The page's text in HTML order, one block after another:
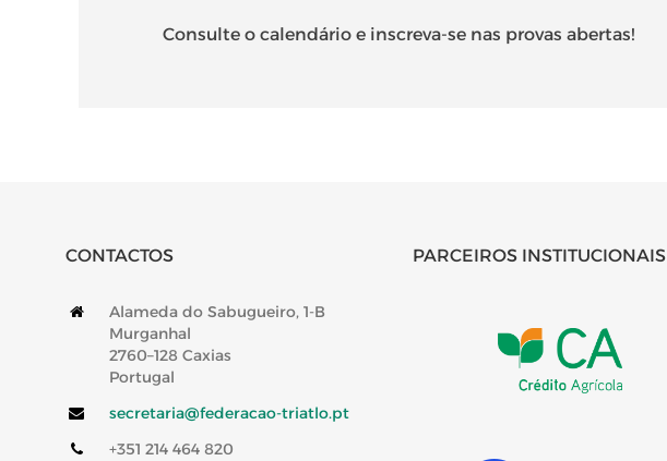
Consulte o calendário e inscreva-se nas provas abertas!
CONTACTOS
Alameda do Sabugueiro, 1-B
Murganhal
2760–128 Caxias
Portugal
secretaria@federacao-triatlo.pt
+351 214 464 820
PARCEIROS INSTITUCIONAIS